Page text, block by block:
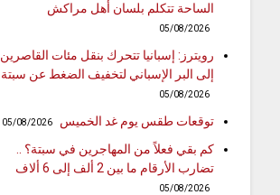
الساحة تتكلم بلسان أهل مراكش
05/08/2026
رويترز: إسبانيا تتحرك بنقل مئات القاصرين
إلى البر الإسباني لتخفيف الضغط عن سبتة
05/08/2026
توقعات طقس يوم غد الخميس 05/08/2026
كم بقي فعلاً من المهاجرين في سبتة؟ ..
تضارب الأرقام ما بين 2 ألف إلى 6 ألاف
05/08/2026